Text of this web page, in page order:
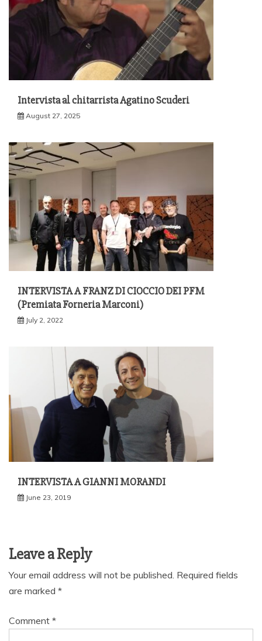
Intervista al chitarrista Agatino Scuderi
August 27, 2025
INTERVISTA A FRANZ DI CIOCCIO DEI PFM
(Premiata Forneria Marconi)
July 2, 2022
INTERVISTA A GIANNI MORANDI
June 23, 2019
Leave a Reply
Your email address will not be published. Required fields
are marked *
Comment *